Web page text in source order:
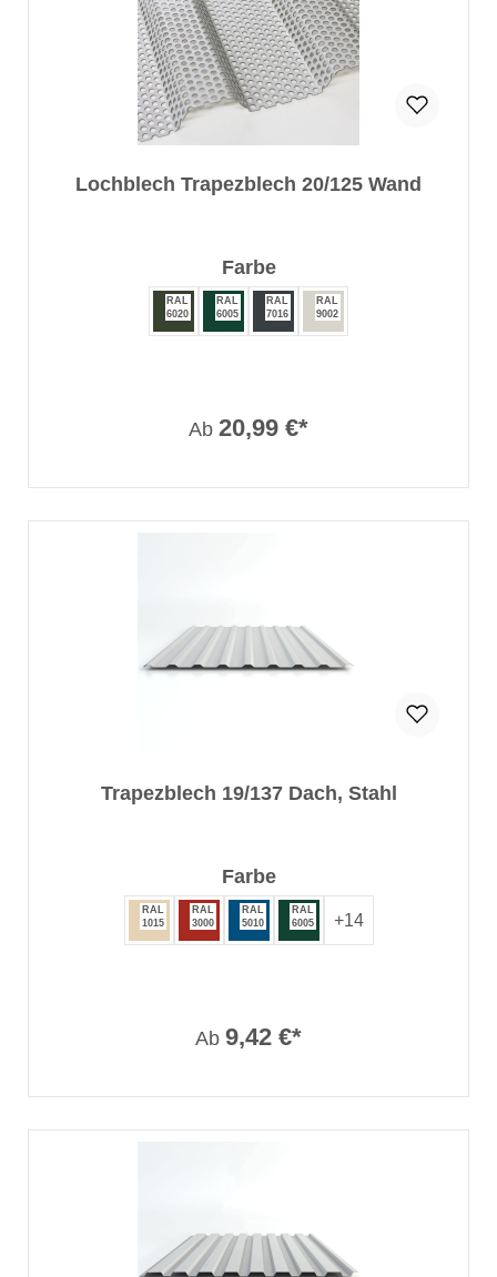
Lochblech Trapezblech 20/125 Wand
Farbeauswählen
RAL
6020
RAL
6005
RAL
7016
RAL
9002
Ab 20,99 €*
Trapezblech 19/137 Dach, Stahl
Farbeauswählen
RAL
1015
RAL
3000
RAL
5010
RAL
6005
+14
Ab 9,42 €*